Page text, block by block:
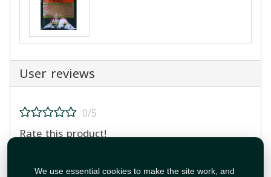
We use essential cookies to make the site work, and
User reviews
0/5
Rate this product!